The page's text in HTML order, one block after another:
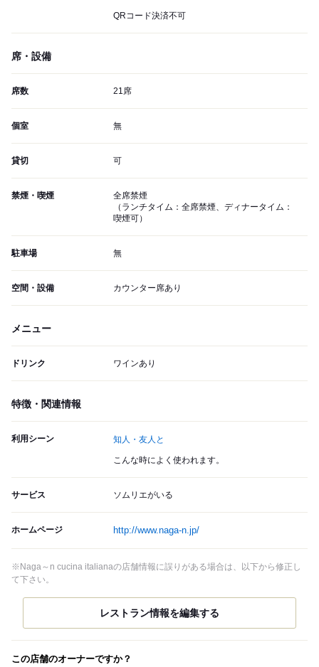
QRコード決済不可
席・設備
席数 21席
個室 無
貸切 可
禁煙・喫煙
全席禁煙
（ランチタイム：全席禁煙、ディナータイム：
喫煙可）
駐車場 無
空間・設備 カウンター席あり
メニュー
ドリンク ワインあり
特徴・関連情報
利用シーン 知人・友人と
こんな時によく使われます。
サービス ソムリエがいる
ホームページ http://www.naga-n.jp/
※Naga～n cucina italianaの店舗情報に誤りがある場合は、以下から修正し
て下さい。
この店舗のオーナーですか？